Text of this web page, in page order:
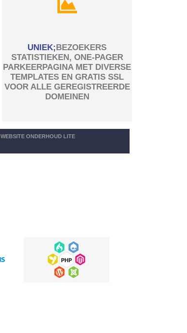
UNIEK;BEZOEKERS
STATISTIEKEN, ONE-PAGER
PARKEERPAGINA MET DIVERSE
TEMPLATES EN GRATIS SSL
VOOR ALLE GEREGISTREERDE
DOMEINEN
WEBSITE ONDERHOUD LITE